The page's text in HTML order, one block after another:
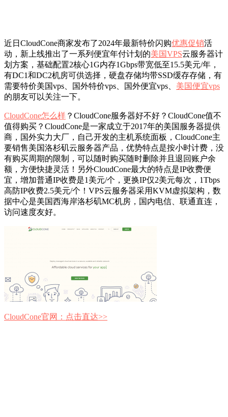
近日CloudCone商家发布了2024年最新特价闪购优惠促销活
动，新上线推出了一系列便宜年付计划的美国VPS云服务器计
划方案，基础配置2核心1G内存1Gbps带宽低至15.5美元/年，
有DC1和DC2机房可供选择，硬盘存储均带SSD缓存存储，有
需要特价美国vps、国外特价vps、国外便宜vps、 美国便宜vps
的朋友可以关注一下。
CloudCone怎么样 ？CloudCone服务器好不好？CloudCone值不
值得购买？CloudCone是一家成立于2017年的美国服务器提供
商，国外实力大厂，自己开发的主机系统面板，CloudCone主
要销售美国洛杉矶云服务器产品，优势特点是按小时计费，没
有购买周期的限制，可以随时购买随时删除并且退回账户余
额，方便快捷灵活！另外CloudCone最大的特点是IP收费便
宜，增加普通IP收费是1美元/个，更换IP仅2美元每次，1Tbps
高防IP收费2.5美元/个！VPS云服务器采用KVM虚拟架构，数
据中心是美国西海岸洛杉矶MC机房，国内电信、联通直连，
访问速度友好。
CloudCone官网：点击直达>>